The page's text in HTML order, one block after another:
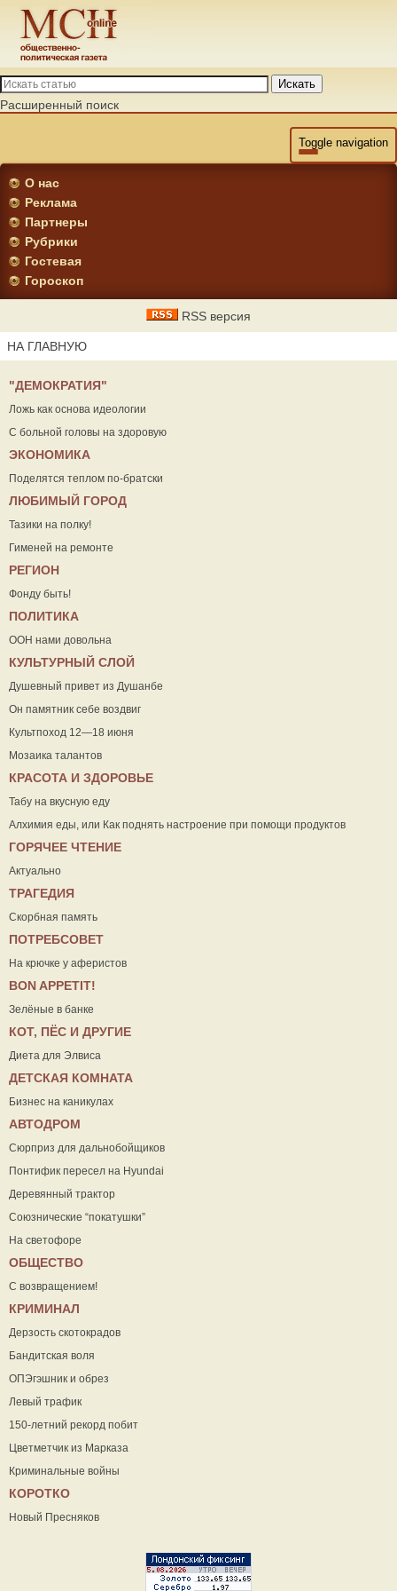
Искать
Расширенный поиск
Toggle navigation
О нас
Реклама
Партнеры
Рубрики
Гостевая
Гороскоп
RSS версия
НА ГЛАВНУЮ
"ДЕМОКРАТИЯ"
Ложь как основа идеологии
С больной головы на здоровую
ЭКОНОМИКА
Поделятся теплом по-братски
ЛЮБИМЫЙ ГОРОД
Тазики на полку!
Гименей на ремонте
РЕГИОН
Фонду быть!
ПОЛИТИКА
ООН нами довольна
КУЛЬТУРНЫЙ СЛОЙ
Душевный привет из Душанбе
Он памятник себе воздвиг
Культпоход 12—18 июня
Мозаика талантов
КРАСОТА И ЗДОРОВЬЕ
Табу на вкусную еду
Алхимия еды, или Как поднять настроение при помощи продуктов
ГОРЯЧЕЕ ЧТЕНИЕ
Актуально
ТРАГЕДИЯ
Скорбная память
ПОТРЕБСОВЕТ
На крючке у аферистов
ВON APPETIT!
Зелёные в банке
КОТ, ПЁС И ДРУГИЕ
Диета для Элвиса
ДЕТСКАЯ КОМНАТА
Бизнес на каникулах
АВТОДРОМ
Сюрприз для дальнобойщиков
Понтифик пересел на Hyundai
Деревянный трактор
Союзнические “покатушки”
На светофоре
ОБЩЕСТВО
С возвращением!
КРИМИНАЛ
Дерзость скотокрадов
Бандитская воля
ОПЭгэшник и обрез
Левый трафик
150-летний рекорд побит
Цветметчик из Марказа
Криминальные войны
КОРОТКО
Новый Пресняков